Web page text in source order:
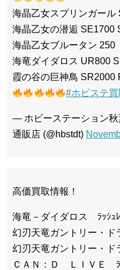
海晶乙女スプリンガール
海晶乙女の潜逅 SE1700
海晶乙女ブルータン 250
海竜ダイダロス UR800
霞の谷の巨神鳥 SR2000
#ホビステ
— ホビーステーション
通販店 (@hbstdt)
高価買取情報！
海竜－ダイダロス ﾗｯｼ
幻刃天竜ガントリー・
幻刃天竜ガントリー・
ＣＡＮ：Ｄ ＬＩＶＥ